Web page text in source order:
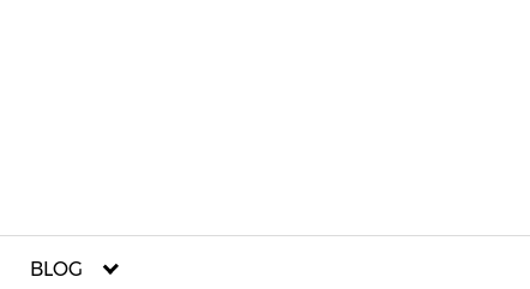
BLOG